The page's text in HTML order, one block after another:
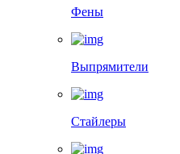
Фены
Выпрямители
Стайлеры